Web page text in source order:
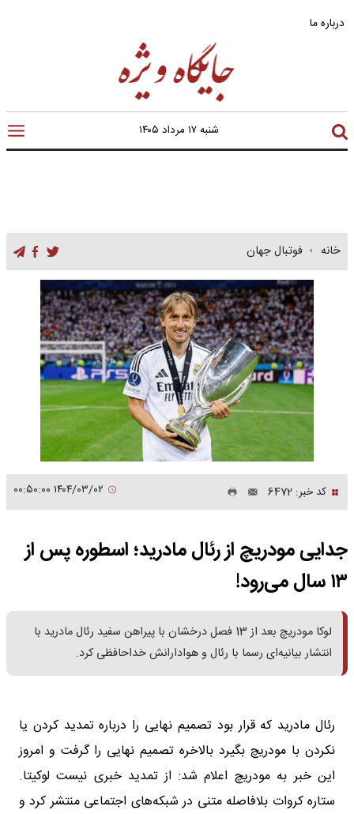
درباره ما
شنبه ۱۷ مرداد ۱۴۰۵
خانه فوتبال جهان
کد خبر: 6472
جدایی مودریچ از رئال مادرید؛ اسطوره پس از
۱۳ سال می‌رود!
لوکا مودریچ بعد از 13 فصل درخشان با پیراهن سفید رئال مادرید با
‌انتشار بیانیه‌ای رسما با رئال و هوادارانش خداحافظی کرد. ‌
رئال مادرید که قرار بود تصمیم نهایی را درباره تمدید کردن یا
نکردن با ‌مودریچ بگیرد بالاخره تصمیم نهایی را گرفت و امروز
این خبر به ‌مودریچ اعلام شد: از تمدید خبری نیست لوکیتا.
ستاره کروات ‌بلافاصله متنی در شبکه‌های اجتماعی منتشر کرد و